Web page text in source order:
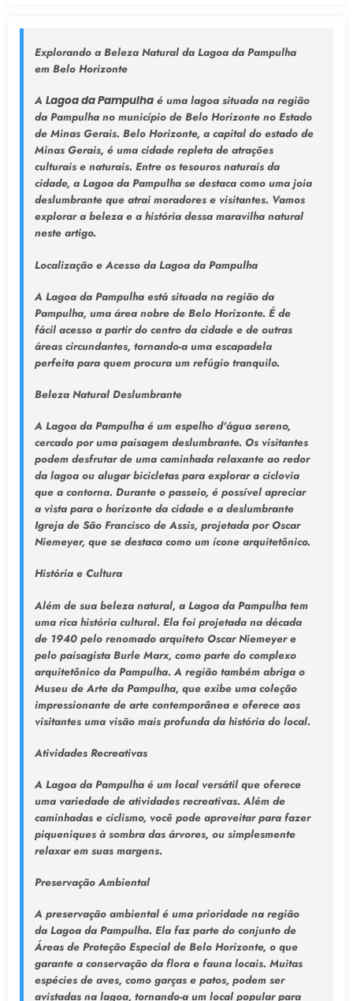
Explorando a Beleza Natural da Lagoa da Pampulha
em Belo Horizonte
A Lagoa da Pampulha é uma lagoa situada na região
da Pampulha no município de Belo Horizonte no Estado
de Minas Gerais. Belo Horizonte, a capital do estado de
Minas Gerais, é uma cidade repleta de atrações
culturais e naturais. Entre os tesouros naturais da
cidade, a Lagoa da Pampulha se destaca como uma joia
deslumbrante que atrai moradores e visitantes. Vamos
explorar a beleza e a história dessa maravilha natural
neste artigo.
Localização e Acesso da Lagoa da Pampulha
A Lagoa da Pampulha está situada na região da
Pampulha, uma área nobre de Belo Horizonte. É de
fácil acesso a partir do centro da cidade e de outras
áreas circundantes, tornando-a uma escapadela
perfeita para quem procura um refúgio tranquilo.
Beleza Natural Deslumbrante
A Lagoa da Pampulha é um espelho d'água sereno,
cercado por uma paisagem deslumbrante. Os visitantes
podem desfrutar de uma caminhada relaxante ao redor
da lagoa ou alugar bicicletas para explorar a ciclovia
que a contorna. Durante o passeio, é possível apreciar
a vista para o horizonte da cidade e a deslumbrante
Igreja de São Francisco de Assis, projetada por Oscar
Niemeyer, que se destaca como um ícone arquitetônico.
História e Cultura
Além de sua beleza natural, a Lagoa da Pampulha tem
uma rica história cultural. Ela foi projetada na década
de 1940 pelo renomado arquiteto Oscar Niemeyer e
pelo paisagista Burle Marx, como parte do complexo
arquitetônico da Pampulha. A região também abriga o
Museu de Arte da Pampulha, que exibe uma coleção
impressionante de arte contemporânea e oferece aos
visitantes uma visão mais profunda da história do local.
Atividades Recreativas
A Lagoa da Pampulha é um local versátil que oferece
uma variedade de atividades recreativas. Além de
caminhadas e ciclismo, você pode aproveitar para fazer
piqueniques à sombra das árvores, ou simplesmente
relaxar em suas margens.
Preservação Ambiental
A preservação ambiental é uma prioridade na região
da Lagoa da Pampulha. Ela faz parte do conjunto de
Áreas de Proteção Especial de Belo Horizonte, o que
garante a conservação da flora e fauna locais. Muitas
espécies de aves, como garças e patos, podem ser
avistadas na lagoa, tornando-a um local popular para